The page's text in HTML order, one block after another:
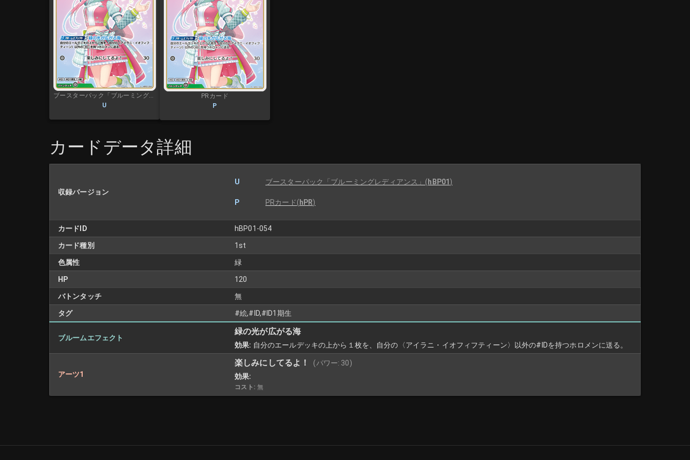
U
PRカード
P
カードデータ詳細
収録バージョン
U ブースターパック「ブルーミングレディアンス」 (hBP01)
P PRカード(hPR)
カードID hBP01-054
カード種別 1st
色属性 緑
HP 120
バトンタッチ 無
タグ #絵,#ID,#ID1期生
ブルームエフェクト
緑の光が広がる海
効果: 自分のエールデッキの上から１枚を、自分の〈アイラニ・イオフィフティーン〉以外の#IDを持つホロメンに送る。
アーツ1
楽しみにしてるよ！ (パワー: 30)
効果:
コスト: 無